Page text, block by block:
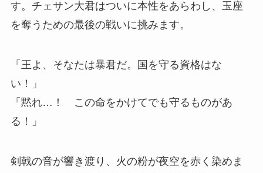
す。チェサン大君はついに本性をあらわし、玉座
を奪うための最後の戦いに挑みます。
「王よ、そなたは暴君だ。国を守る資格はな
い！」
「黙れ…！ この命をかけてでも守るものがあ
る！」
剣戟の音が響き渡り、火の粉が夜空を赤く染めま